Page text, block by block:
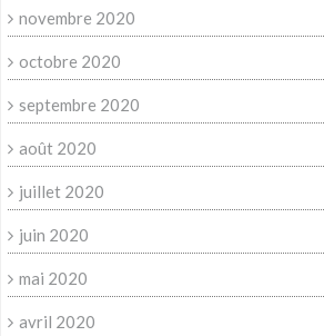
novembre 2020
octobre 2020
septembre 2020
août 2020
juillet 2020
juin 2020
mai 2020
avril 2020